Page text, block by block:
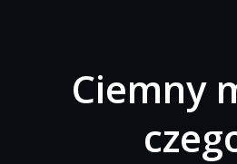
Ciemny